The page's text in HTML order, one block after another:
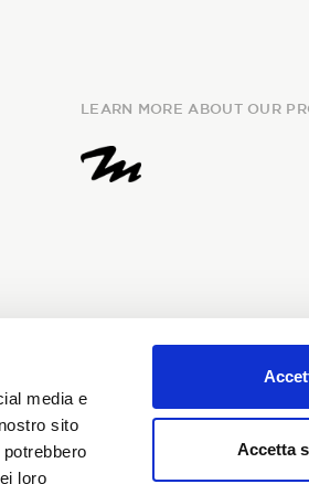
media e
sito
loro
Accetta
LEARN MORE ABOUT OUR
informationand I give my
personal data for the
newsletter.